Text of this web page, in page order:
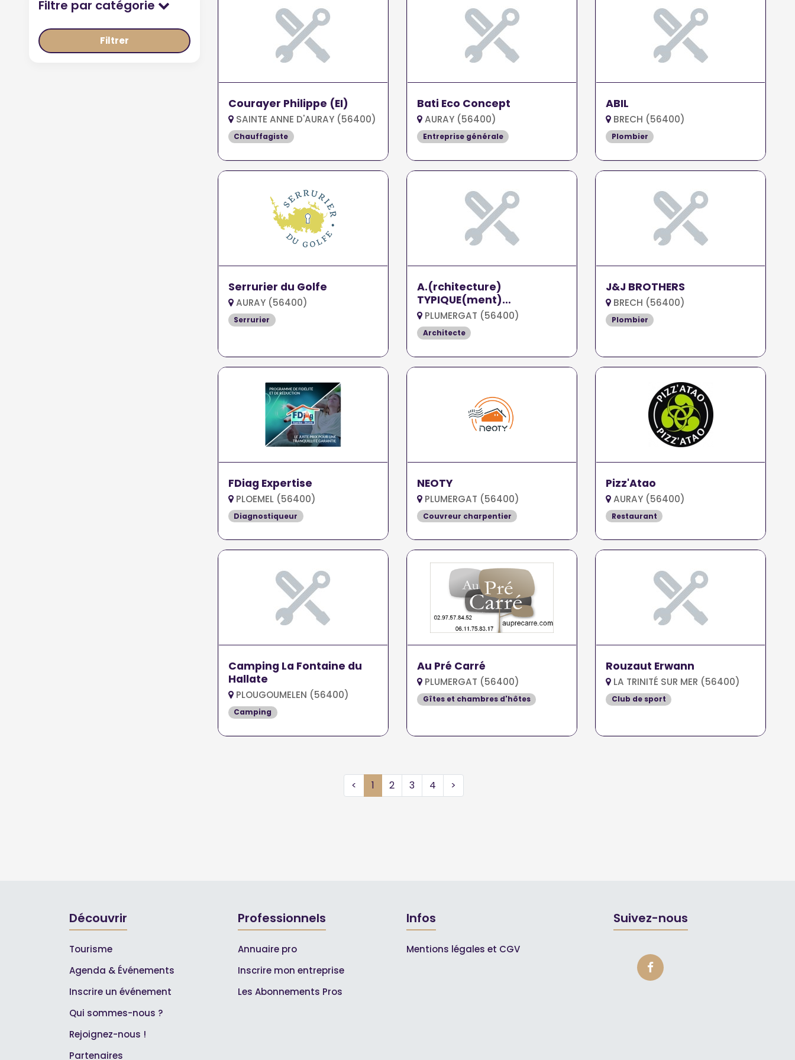
Filtre par catégorie
Filtrer
Courayer Philippe (EI)
SAINTE ANNE D'AURAY (56400)
Chauffagiste
Bati Eco Concept
AURAY (56400)
Entreprise générale
ABIL
BRECH (56400)
Plombier
Serrurier du Golfe
AURAY (56400)
Serrurier
A.(rchitecture)
TYPIQUE(ment)
bioclimatique -...
PLUMERGAT (56400)
Architecte
J&J BROTHERS
BRECH (56400)
Plombier
FDiag Expertise
PLOEMEL (56400)
Diagnostiqueur
NEOTY
PLUMERGAT (56400)
Couvreur charpentier
Pizz'Atao
AURAY (56400)
Restaurant
Camping La Fontaine du
Hallate
PLOUGOUMELEN (56400)
Camping
Au Pré Carré
PLUMERGAT (56400)
Gîtes et chambres d'hôtes
Rouzaut Erwann
LA TRINITÉ SUR MER (56400)
Club de sport
< 1 2 3 4 >
Découvrir
Tourisme
Agenda & Événements
Inscrire un événement
Qui sommes-nous ?
Rejoignez-nous !
Partenaires
Professionnels
Annuaire pro
Inscrire mon entreprise
Les Abonnements Pros
Infos
Mentions légales et CGV
Suivez-nous